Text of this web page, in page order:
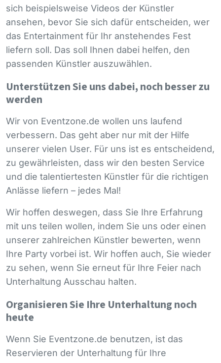
sich beispielsweise Videos der Künstler
ansehen, bevor Sie sich dafür entscheiden, wer
das Entertainment für Ihr anstehendes Fest
liefern soll. Das soll Ihnen dabei helfen, den
passenden Künstler auszuwählen.
Unterstützen Sie uns dabei, noch besser zu
werden
Wir von Eventzone.de wollen uns laufend
verbessern. Das geht aber nur mit der Hilfe
unserer vielen User. Für uns ist es entscheidend,
zu gewährleisten, dass wir den besten Service
und die talentiertesten Künstler für die richtigen
Anlässe liefern – jedes Mal!
Wir hoffen deswegen, dass Sie Ihre Erfahrung
mit uns teilen wollen, indem Sie uns oder einen
unserer zahlreichen Künstler bewerten, wenn
Ihre Party vorbei ist. Wir hoffen auch, Sie wieder
zu sehen, wenn Sie erneut für Ihre Feier nach
Unterhaltung Ausschau halten.
Organisieren Sie Ihre Unterhaltung noch
heute
Wenn Sie Eventzone.de benutzen, ist das
Reservieren der Unterhaltung für Ihre